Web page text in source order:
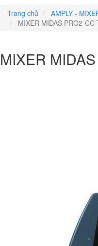
Trang chủ
AMPLY -
MIXER MIDAS PRO2-
MIXER